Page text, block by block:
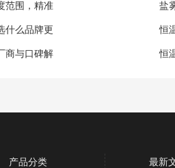
范围，精准 盐
什么品牌更 恒
商与口碑解 恒
产品分类 最新